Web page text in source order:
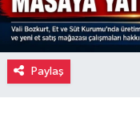
Paylaş